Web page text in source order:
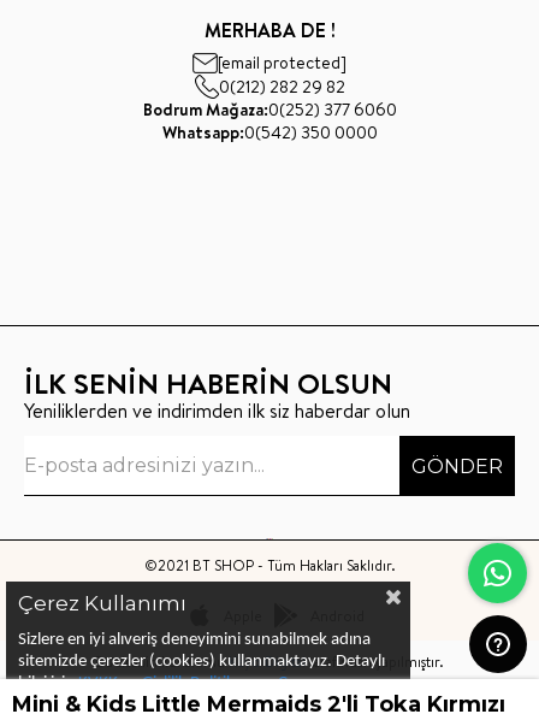
MERHABA DE !
[email protected]
0(212) 282 29 82
Bodrum Mağaza:0(252) 377 6060
Whatsapp:0(542) 350 0000
İLK SENİN HABERİN OLSUN
Yeniliklerden ve indirimden ilk siz haberdar olun
GÖNDER
©2021 BT SHOP - Tüm Hakları Saklıdır.
Bu sitenin kurulumuKeyo Digitaltarafından yapılmıştır.
Çerez Kullanımı
Sizlere en iyi alıveriş deneyimini sunabilmek adına
sitemizde çerezler (cookies) kullanmaktayız. Detaylı
bilgi için KVKK ve Gizlilik Politikası veÇerez
Politikalarını inceleyebilirsiniz
Mini & Kids Little Mermaids 2'li Toka Kırmızı